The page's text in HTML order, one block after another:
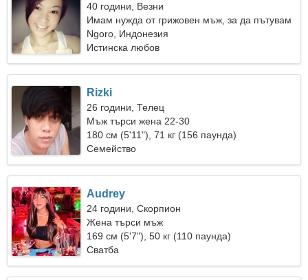
40 години, Везни
Имам нужда от грижовен мъж, за да пътувам
Ngoro, Индонезия
Истинска любов
Rizki
26 години, Телец
Мъж търси жена 22-30
180 см (5'11"), 71 кг (156 паунда)
Семейство
Audrey
24 години, Скорпион
Жена търси мъж
169 см (5'7"), 50 кг (110 паунда)
Сватба